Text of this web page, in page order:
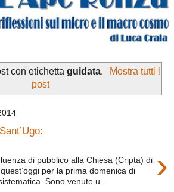
con etichettaguidata.
Mostra tutti i
post
›
di pubblico alla Chiesa (Cripta) di
quest’oggi per la prima domenica di
Sono venute u...